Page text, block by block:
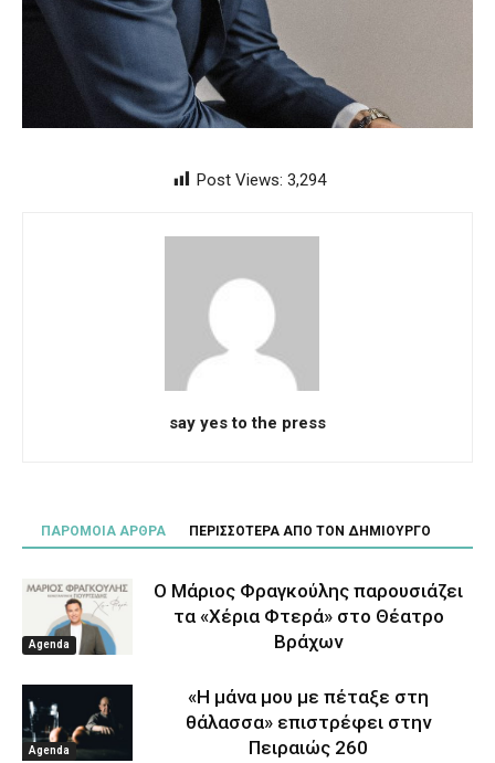
Post Views: 3,294
say yes to the press
ΠΑΡΟΜΟΙΑ ΑΡΘΡΑ ΠΕΡΙΣΣΟΤΕΡΑ ΑΠΟ ΤΟΝ ΔΗΜΙΟΥΡΓΟ
Agenda
Ο Μάριος Φραγκούλης παρουσιάζει
τα «Χέρια Φτερά» στο Θέατρο
Βράχων
Agenda
«Η μάνα μου με πέταξε στη
θάλασσα» επιστρέφει στην
Πειραιώς 260